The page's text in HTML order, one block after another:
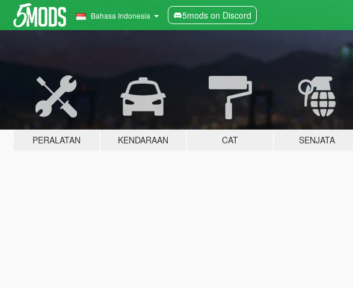
Bahasa Indonesia 5mods on Discord
PERALATAN KENDARAAN CAT SENJATA